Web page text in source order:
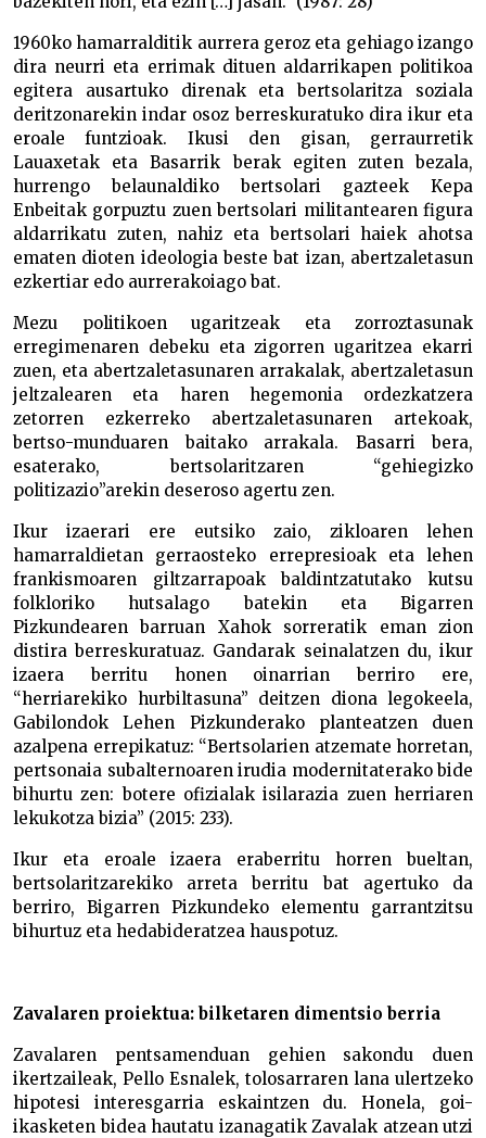
1960ko hamarralditik aurrera geroz eta gehiago izango
dira neurri eta errimak dituen aldarrikapen politikoa
egitera ausartuko direnak eta bertsolaritza soziala
deritzonarekin indar osoz berreskuratuko dira ikur eta
eroale funtzioak. Ikusi den gisan, gerraurretik
Lauaxetak eta Basarrik berak egiten zuten bezala,
hurrengo belaunaldiko bertsolari gazteek Kepa
Enbeitak gorpuztu zuen bertsolari militantearen figura
aldarrikatu zuten, nahiz eta bertsolari haiek ahotsa
ematen dioten ideologia beste bat izan, abertzaletasun
ezkertiar edo aurrerakoiago bat.
Mezu politikoen ugaritzeak eta zorroztasunak
erregimenaren debeku eta zigorren ugaritzea ekarri
zuen, eta abertzaletasunaren arrakalak, abertzaletasun
jeltzalearen eta haren hegemonia ordezkatzera
zetorren ezkerreko abertzaletasunaren artekoak,
bertso-munduaren baitako arrakala. Basarri bera,
esaterako, bertsolaritzaren “gehiegizko
politizazio”arekin deseroso agertu zen.
Ikur izaerari ere eutsiko zaio, zikloaren lehen
hamarraldietan gerraosteko errepresioak eta lehen
frankismoaren giltzarrapoak baldintzatutako kutsu
folkloriko hutsalago batekin eta Bigarren
Pizkundearen barruan Xahok sorreratik eman zion
distira berreskuratuaz. Gandarak seinalatzen du, ikur
izaera berritu honen oinarrian berriro ere,
“herriarekiko hurbiltasuna” deitzen diona legokeela,
Gabilondok Lehen Pizkunderako planteatzen duen
azalpena errepikatuz: “Bertsolarien atzemate horretan,
pertsonaia subalternoaren irudia modernitaterako bide
bihurtu zen: botere ofizialak isilarazia zuen herriaren
lekukotza bizia” (2015: 233).
Ikur eta eroale izaera eraberritu horren bueltan,
bertsolaritzarekiko arreta berritu bat agertuko da
berriro, Bigarren Pizkundeko elementu garrantzitsu
bihurtuz eta hedabideratzea hauspotuz.
Zavalaren proiektua: bilketaren dimentsio berria
Zavalaren pentsamenduan gehien sakondu duen
ikertzaileak, Pello Esnalek, tolosarraren lana ulertzeko
hipotesi interesgarria eskaintzen du. Honela, goi-
ikasketen bidea hautatu izanagatik Zavalak atzean utzi